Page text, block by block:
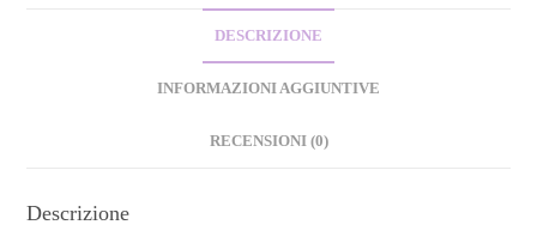
DESCRIZIONE
INFORMAZIONI AGGIUNTIVE
RECENSIONI (0)
Descrizione